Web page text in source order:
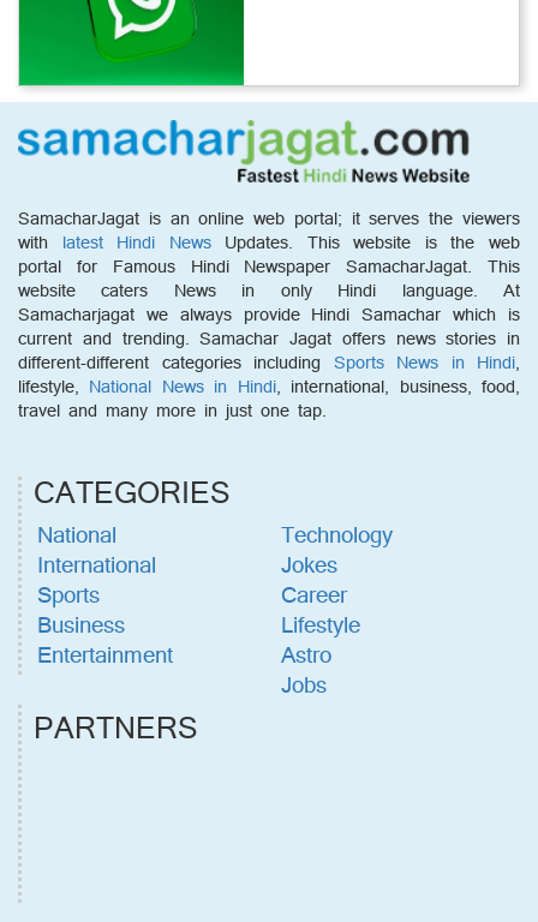
SamacharJagat is an online web portal; it serves the viewers
with latest Hindi NewsUpdates. This website is the web
portal for Famous Hindi Newspaper SamacharJagat. This
website caters News in only Hindi language. At
Samacharjagat we always provide Hindi Samachar which is
current and trending. Samachar Jagat offers news stories in
different-different categories including Sports News in Hindi,
lifestyle, National News in Hindi, international, business, food,
travel and many more in just one tap.
CATEGORIES
National
International
Sports
Business
Entertainment
Technology
Jokes
Career
Lifestyle
Astro
Jobs
PARTNERS